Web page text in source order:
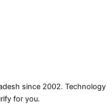
since 2002. Technology
for you.